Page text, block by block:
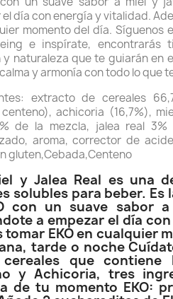
día con energía y vitalidad.
momento del día. Síguenos
e inspírate, encontrarás
naturaleza que te guiarán en
y armonía con todo lo que
extracto de cereales
achicoria (16,7%),
de la mezcla, jalea real
aroma, corrector de
gluten,Cebada,Centeno
y Jalea Real es una
solubles para beber. Es
con un suave sabor
a empezar el día
tomar EKO en cualquier
tarde o noche
que contiene
y Achicoria, tres
de tu momento EKO: